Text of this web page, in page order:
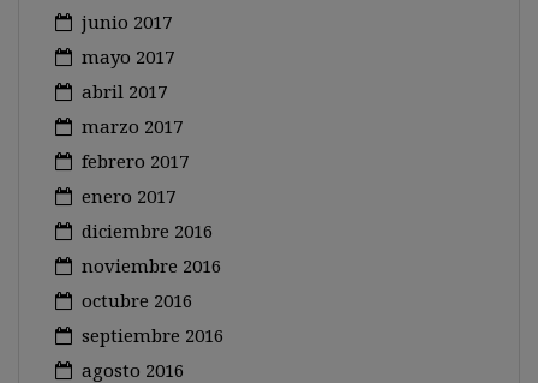
junio 2017
mayo 2017
abril 2017
marzo 2017
febrero 2017
enero 2017
diciembre 2016
noviembre 2016
octubre 2016
septiembre 2016
agosto 2016